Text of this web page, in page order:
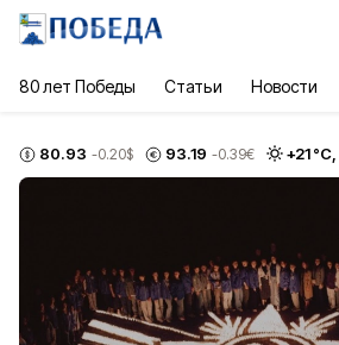
80 лет Победы Статьи Новости
80.93 -0.20$ 93.19 -0.39€ +21°С,